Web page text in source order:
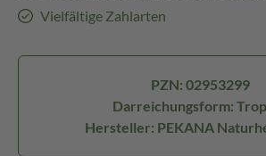
Vielfältige Zahlarten
PZN: 02953299
Darreichungsform:
Hersteller: PEKANA